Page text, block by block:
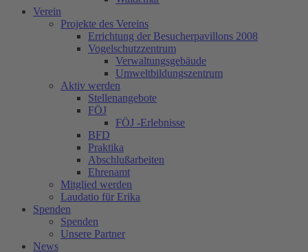
Verein
Projekte des Vereins
Errichtung der Besucherpavillons 2008
Vogelschutzzentrum
Verwaltungsgebäude
Umweltbildungszentrum
Aktiv werden
Stellenangebote
FÖJ
FÖJ -Erlebnisse
BFD
Praktika
Abschlußarbeiten
Ehrenamt
Mitglied werden
Laudatio für Erika
Spenden
Spenden
Unsere Partner
News